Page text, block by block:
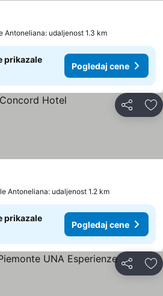
Antoneliana: udaljenost 1.3 km
prikazale
Pogledaj cene
Deli
cene
Antoneliana: udaljenost 1.2 km
prikazale
Pogledaj cene
Deli